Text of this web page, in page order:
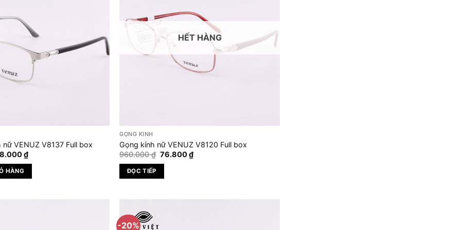
nữ VENUZ V8137 Full box
₫.
₫Giá
hiện
HÀNG
HẾT HÀNG
GỌNG KÍNH
Gọng kính nữ VENUZ V8120 Full box
960.000₫ Giá
76.800₫Giá
ĐỌC TIẾP
-20%